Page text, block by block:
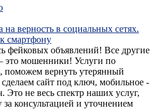
верность в социальных сетях.
смартфону
фейковых объявлений! Все другие
это мошенники! Услуги по
поможем вернуть утерянный
сайт под ключ, мобильное -
не весь спектр наших услуг,
за консультацией и уточнением